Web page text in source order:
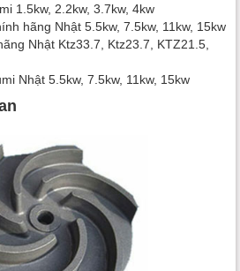
1.5kw, 2.2kw, 3.7kw, 4kw
hãng Nhật 5.5kw, 7.5kw, 11kw, 15kw
Nhật Ktz33.7, Ktz23.7, KTZ21.5,
Nhật 5.5kw, 7.5kw, 11kw, 15kw